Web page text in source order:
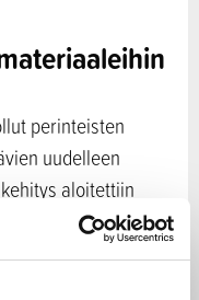
perinteisten
uudelleen
aloitettiin
toi markkinoille
uudelleen